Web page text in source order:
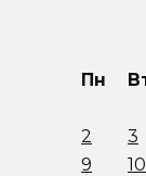
Пн
2
3
9
10